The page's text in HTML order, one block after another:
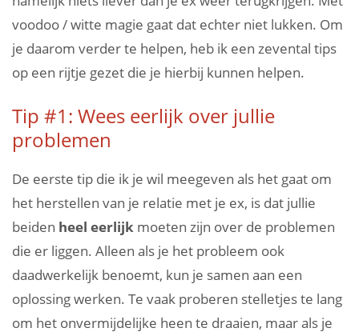
voodoo / witte magie gaat dat echter niet lukken. Om
je daarom verder te helpen, heb ik een zevental tips
op een rijtje gezet die je hierbij kunnen helpen.
Tip #1: Wees eerlijk over jullie
problemen
De eerste tip die ik je wil meegeven als het gaat om
het herstellen van je relatie met je ex, is dat jullie
beiden heel eerlijk moeten zijn over de problemen
die er liggen. Alleen als je het probleem ook
daadwerkelijk benoemt, kun je samen aan een
oplossing werken. Te vaak proberen stelletjes te lang
om het onvermijdelijke heen te draaien, maar als je